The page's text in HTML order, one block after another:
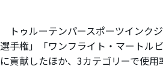
トゥルーテンパースポーツインク
選手権」「ワンフライト・マートル
に貢献したほか、3カテゴリーで使用